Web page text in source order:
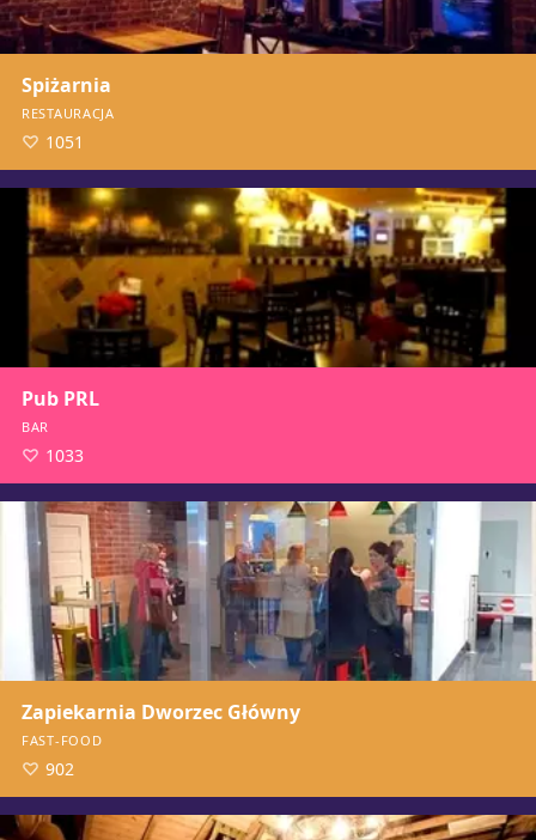
Spiżarnia
RESTAURACJA
1051
Pub PRL
BAR
1033
Zapiekarnia Dworzec Główny
FAST-FOOD
902